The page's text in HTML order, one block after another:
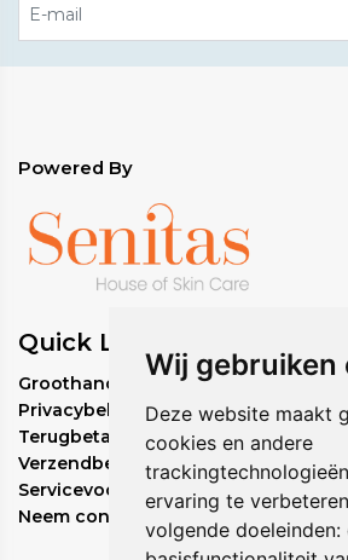
Wij gebruiken
Deze website maakt
cookies en andere
ervaring te
volgende doeleinden:
Powered By
Quick Links
Groothandel bestelbeleid
Privacybeleid
Terugbetalingsbeleid
Verzendbeleid
Servicevoorwaarden
Neem contact met ons op